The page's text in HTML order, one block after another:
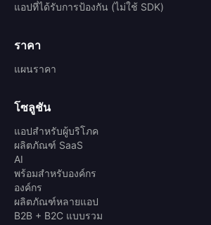
แอปที่ได้รับการป้องกัน (ไม่ใช้ SDK)
ราคา
แผนราคา
โซลูชัน
แอปสำหรับผู้บริโภค
ผลิตภัณฑ์ SaaS
AI
พร้อมสำหรับองค์กร
องค์กร
ผลิตภัณฑ์หลายแอป
B2B + B2C แบบรวม